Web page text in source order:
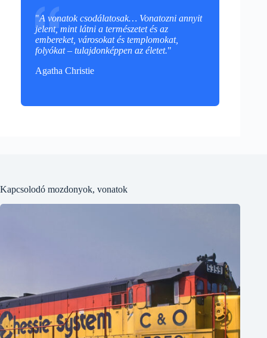
"A vonatok csodálatosak… Vonatozni annyit
jelent, mint látni a természetet és az
embereket, városokat és templomokat,
folyókat – tulajdonképpen az életet."
Agatha Christie
Kapcsolodó mozdonyok, vonatok